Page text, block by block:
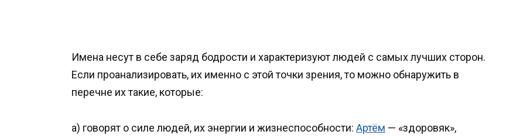
Имена несут в себе заряд бодрости и характеризуют людей с самых лучших сторон.
Если проанализировать, их именно с этой точки зрения, то можно обнаружить в
перечне их такие, которые:
а) говорят о силе людей, их энергии и жизнеспособности: Артём — «здоровяк»,